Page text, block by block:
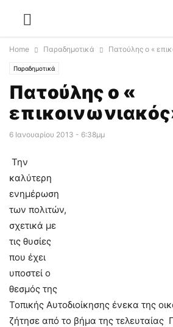
Home Παραδημοτικά Πατούλης ο «
Παραδημοτικά
Πατούλης ο «
6 Ιανουαρίου 2013 - 6:38μμ
Την
καλύτερη
ενημέρωση
των πολιτών,
σχετικά με
τις θυσίες
που έχει
υποστεί ο
θεσμός της
Τοπικής Αυτοδιοίκησης ένεκα της
ζήτησε από το βήμα της τελευταίας